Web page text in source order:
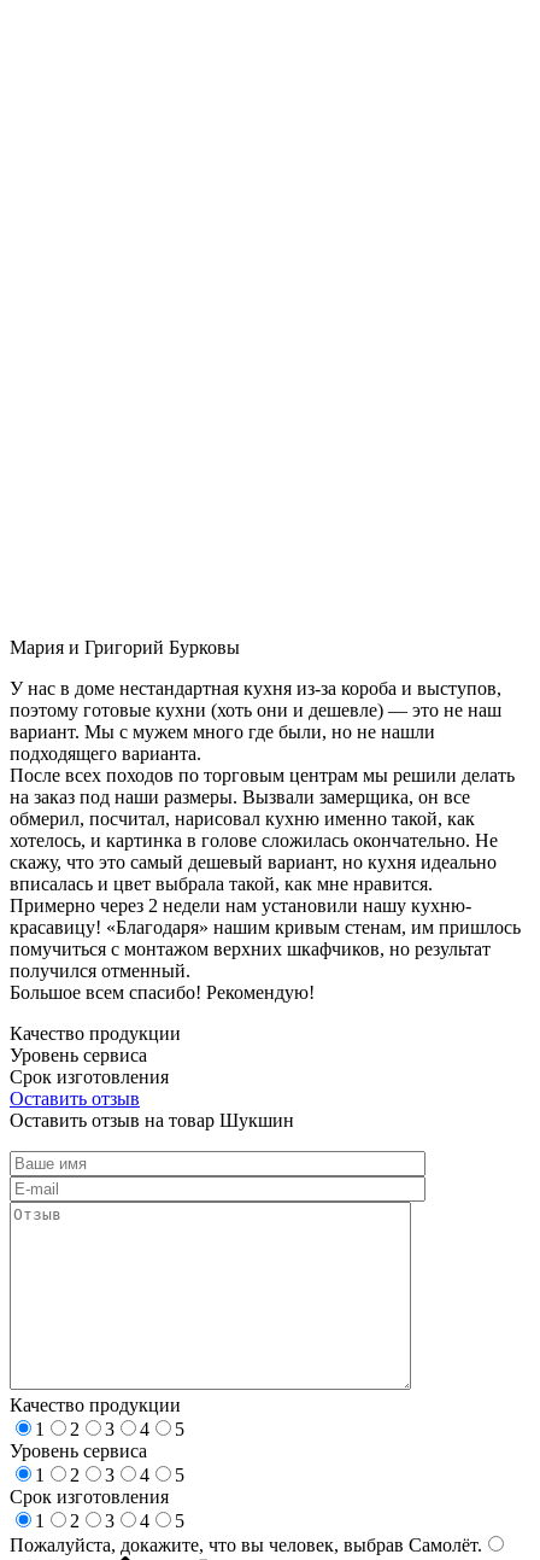
Мария и Григорий Бурковы
У нас в доме нестандартная кухня из-за короба и выступов,
поэтому готовые кухни (хоть они и дешевле) — это не наш
вариант. Мы с мужем много где были, но не нашли
подходящего варианта.
После всех походов по торговым центрам мы решили делать
на заказ под наши размеры. Вызвали замерщика, он все
обмерил, посчитал, нарисовал кухню именно такой, как
хотелось, и картинка в голове сложилась окончательно. Не
скажу, что это самый дешевый вариант, но кухня идеально
вписалась и цвет выбрала такой, как мне нравится.
Примерно через 2 недели нам установили нашу кухню-
красавицу! «Благодаря» нашим кривым стенам, им пришлось
помучиться с монтажом верхних шкафчиков, но результат
получился отменный.
Большое всем спасибо! Рекомендую!
Качество продукции
Уровень сервиса
Срок изготовления
Оставить отзыв
Оставить отзыв на товар Шукшин
Качество продукции
1
2 3 4
5
Уровень сервиса
1
2 3 4
5
Срок изготовления
1
2 3 4
5
Пожалуйста, докажите, что вы человек, выбрав Самолёт.